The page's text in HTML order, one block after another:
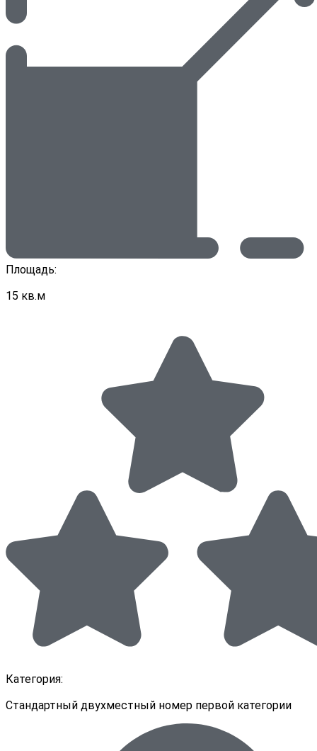
Площадь:
15 кв.м
Категория:
Стандартный двухместный номер первой категории